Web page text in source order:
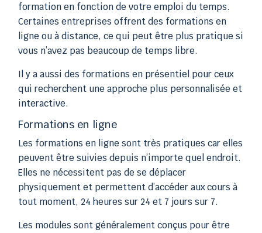
formation en fonction de votre emploi du temps.
Certaines entreprises offrent des formations en
ligne ou à distance, ce qui peut être plus pratique si
vous n’avez pas beaucoup de temps libre.
Il y a aussi des formations en présentiel pour ceux
qui recherchent une approche plus personnalisée et
interactive.
Formations en ligne
Les formations en ligne sont très pratiques car elles
peuvent être suivies depuis n’importe quel endroit.
Elles ne nécessitent pas de se déplacer
physiquement et permettent d’accéder aux cours à
tout moment, 24 heures sur 24 et 7 jours sur 7.
Les modules sont généralement conçus pour être